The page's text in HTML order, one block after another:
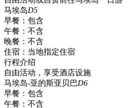
马埃岛D5
早餐： 包含
午餐： 不含
晚餐： 不含
住宿： 当地指定住宿
行程介绍
自由活动，享受酒店设施
马埃岛-亚的斯亚贝巴D6
早餐： 包含
午餐： 不含